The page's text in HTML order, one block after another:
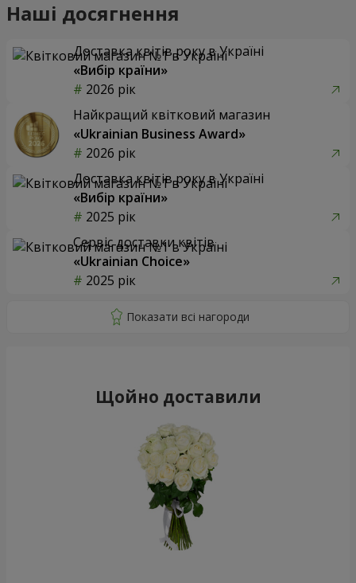
Наші досягнення
Доставка квітів року в Україні
«Вибір країни»
2026 рік
Найкращий квітковий магазин
«Ukrainian Business Award»
2026 рік
Доставка квітів року в Україні
«Вибір країни»
2025 рік
Сервіс доставки квітів
«Ukrainian Choice»
2025 рік
Щойно доставили